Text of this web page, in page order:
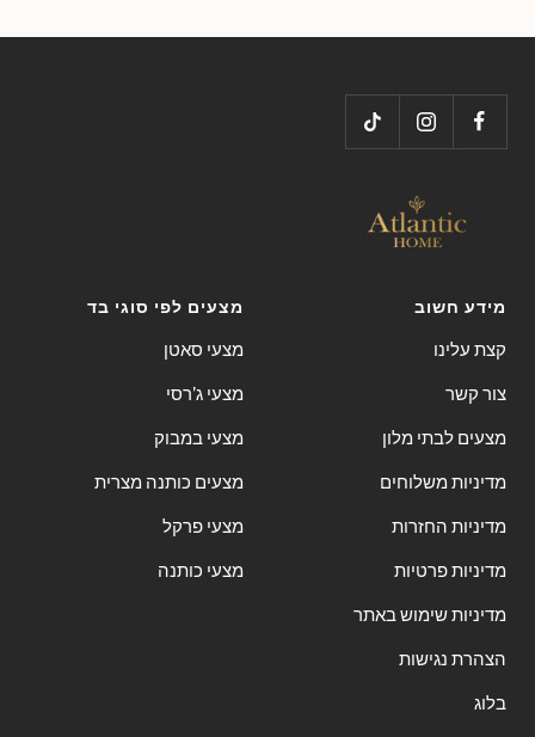
מידע חשוב
קצת עלינו
צור קשר
מצעים לבתי מלון
מדיניות משלוחים
מדיניות החזרות
מדיניות פרטיות
מדיניות שימוש באתר
הצהרת נגישות
בלוג
מצעים לפי סוגי בד
מצעי סאטן
מצעי ג'רסי
מצעי במבוק
מצעים כותנה מצרית
מצעי פרקל
מצעי כותנה